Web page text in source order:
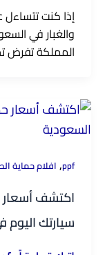
إذا كنت
والغبار في
المملكة تفرض
ppf
, افلام حماية
سيارتك